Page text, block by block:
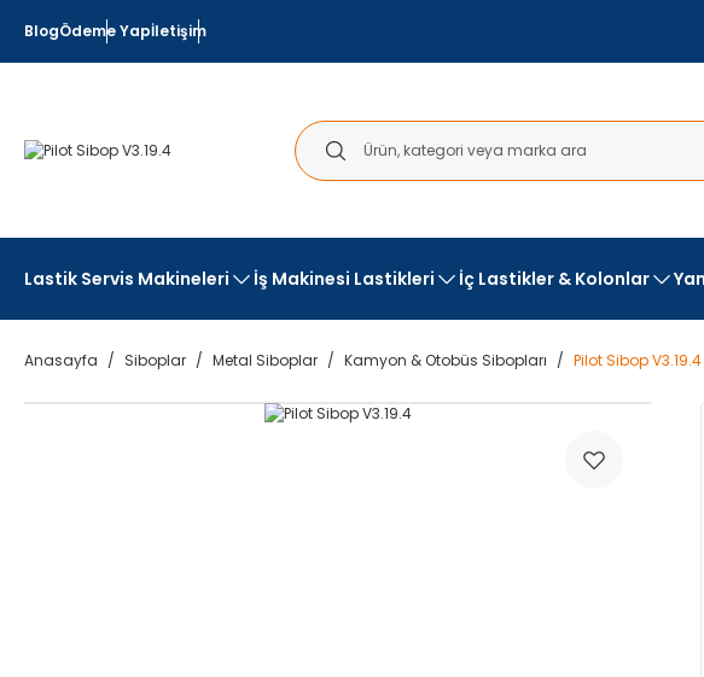
BlogÖdeme Yapİletişim
Lastik Servis Makineleri İş Makinesi Lastikleri İç Lastikler & Kolonlar
Anasayfa Siboplar Metal Siboplar Kamyon & Otobüs Sibopları Pilot Sibop V3.19.4